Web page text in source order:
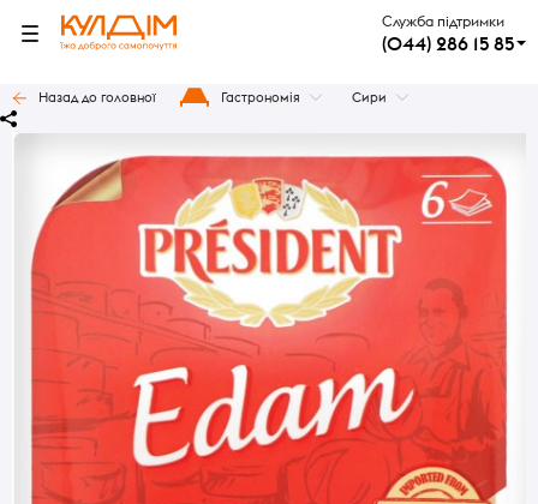
Служба підтримки
(044) 286 15 85
Назад до головної Гастрономія Сири